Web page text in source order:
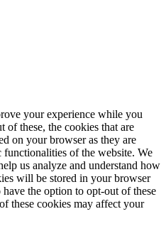
your experience while you
of these, the cookies that are
on your browser as they are
of the website. We
us analyze and understand how
will be stored in your browser
the option to opt-out of these
these cookies may affect your